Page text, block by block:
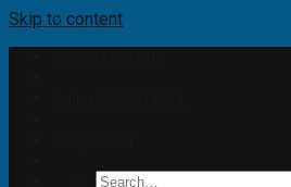
Skip to content